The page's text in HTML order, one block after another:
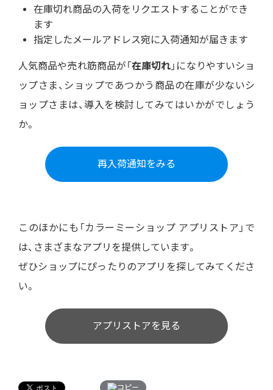
在庫切れ商品の入荷をリクエストすることができ
ます
指定したメールアドレス宛に入荷通知が届きます
人気商品や売れ筋商品が「在庫切れ 」になりやすいショ
ップさま、ショップであつかう商品の在庫が少ないシ
ョップさまは、導入を検討してみてはいかがでしょう
か。
再入荷通知をみる
このほかにも「カラーミーショップ アプリストア」で
は、さまざまなアプリを提供しています。
ぜひショップにぴったりのアプリを探してみてくださ
い。
アプリストアを見る
コピー